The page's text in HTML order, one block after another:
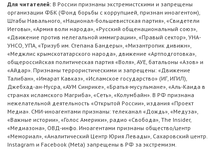
Для читателей: В России признаны экстремистскими и запрещены
организации ФБК (Фонд борьбы с коррупцией, признан иноагентом),
Штабы Навального, «Национал-большевистская партия», «Свидетели
Иеговы», «Армия воли народа», «Русский общенациональный союз»,
«Движение против нелегальной иммиграции», «Правый сектор», УНА-
УНСО, УПА, «Тризуб им. Степана Бандеры», «Мизантропик дивижн»,
«Меджлис крымскотатарского народа», движение «Артподготовка»,
общероссийская политическая партия «Воля», АУЕ, батальоны «Азов» и
«Айдар». Признаны террористическими и запрещены: «Движение
Талибан», «Имарат Кавказ», «Исламское государство» (ИГ, ИГИЛ),
Джебхад-ан-Нусра, «АУМ Синрике», «Братья-мусульмане», «Аль-Каида в
странах исламского Магриба», «Сеть», «Колумбайн». В РФ признана
нежелательной деятельность «Открытой России», издания «Проект
Медиа». СМИ-иноагентами признаны: телеканал «Дождь», «Медуза»,
«Важные истории», «Голос Америки», радио «Свобода», The Insider,
«Медиазона», ОВД-инфо. Иноагентами признаны общество/центр
«Мемориал», «Аналитический Центр Юрия Левады», Сахаровский центр.
Instagram и Facebook (Metа) запрещены в РФ за экстремизм.